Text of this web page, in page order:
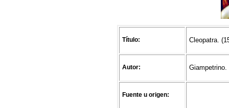
Título: Cleopatra. (
Autor: Giampetrino.
Fuente u origen: